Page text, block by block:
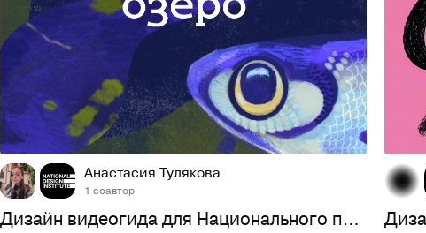
51 445
Анастасия Тулякова
1 соавтор
Дизайн видеогида для Национального парка «Плещеево озеро»